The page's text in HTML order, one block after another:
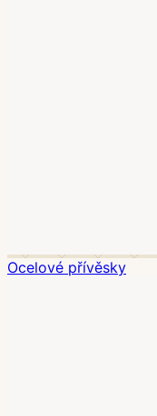
Ocelové přívěsky